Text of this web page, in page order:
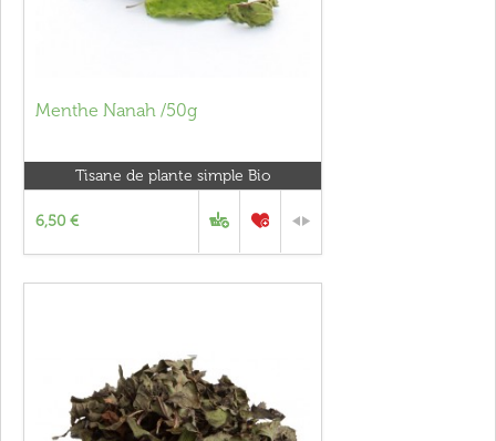
Menthe Nanah /50g
Tisane de plante simple Bio
6,50 €